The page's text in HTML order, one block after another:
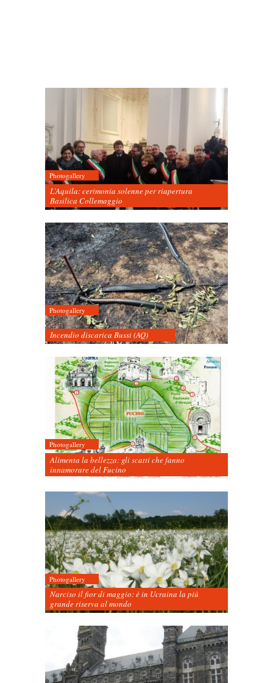
Photogallery
L’Aquila: cerimonia solenne per riapertura
Basilica Collemaggio
Photogallery
Incendio discarica Bussi (AQ)
Photogallery
Alimenta la bellezza: gli scatti che fanno
innamorare del Fucino
Photogallery
Narciso il fior di maggio: è in Ucraina la più
grande riserva al mondo